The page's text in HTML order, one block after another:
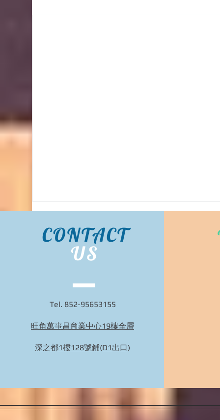
Bidhongkong.com 台灣代購《laking》台灣
laking時裝,外套,配飾代購-台灣網站代購(香港)
CONTACT
US
Tel. 852-95653155
旺角萬事昌商業中心19樓全層
深之都1樓128號鋪(D1出口)